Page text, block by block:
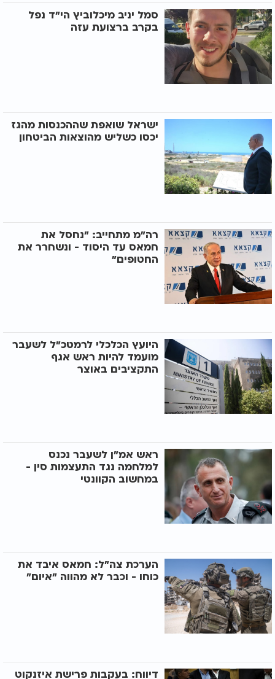
סמל יניב מיכלוביץ הי"ד נפל
בקרב ברצועת עזה
ישראל שואפת שההכנסות מהגז
יכסו כשליש מהוצאות הביטחון
רה"מ מתחייב: "נחסל את
חמאס עד היסוד - ונשחרר את
החטופים"
היועץ הכלכלי לרמטכ"ל לשעבר
מועמד להיות ראש אגף
התקציבים באוצר
ראש אמ"ן לשעבר נכנס
למלחמה נגד התעצמות סין -
במחשוב הקוונטי
הערכת צה"ל: חמאס איבד את
כוחו - וכבר לא מהווה "איום"
דיווח: בעקבות פרישת איזנקוט